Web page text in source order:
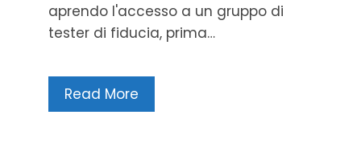
aprendo l'accesso a un gruppo di
tester di fiducia, prima…
Read More